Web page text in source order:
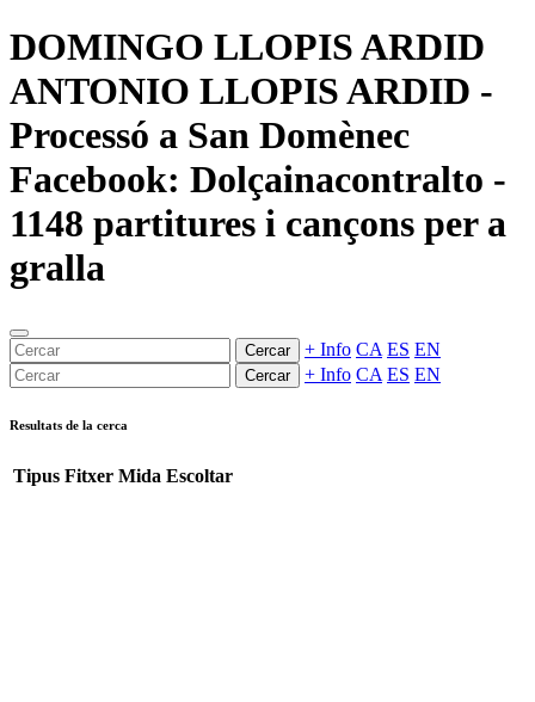
DOMINGO LLOPIS ARDID
ANTONIO LLOPIS ARDID -
Processó a San Domènec
Facebook: Dolçainacontralto -
1148 partitures i cançons per a
gralla
Cercar + Info CA ES EN
Cercar + Info CA ES EN
Resultats de la cerca
Tipus Fitxer Mida Escoltar